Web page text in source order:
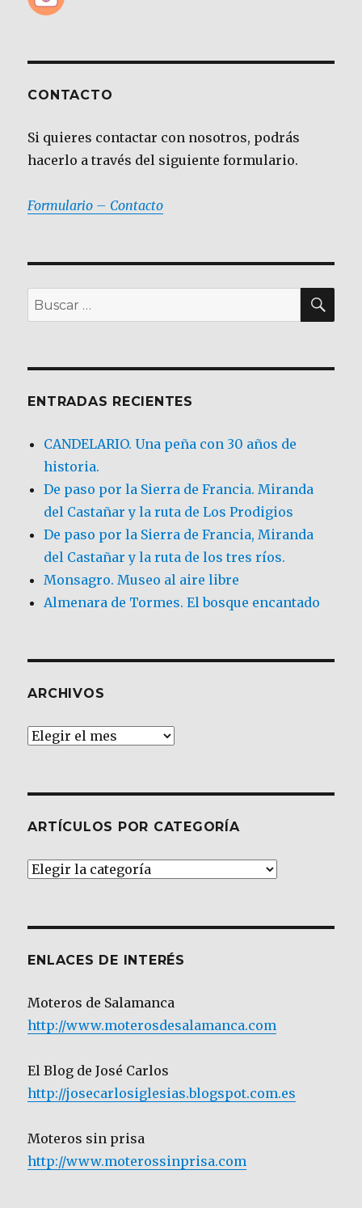
CONTACTO
Si quieres contactar con nosotros, podrás
hacerlo a través del siguiente formulario.
Formulario – Contacto
Buscar
por:
ENTRADAS RECIENTES
CANDELARIO. Una peña con 30 años de
historia.
De paso por la Sierra de Francia. Miranda
del Castañar y la ruta de Los Prodigios
De paso por la Sierra de Francia, Miranda
del Castañar y la ruta de los tres ríos.
Monsagro. Museo al aire libre
Almenara de Tormes. El bosque encantado
ARCHIVOS
Archivos
ARTÍCULOS POR CATEGORÍA
Artículos
ENLACES DE INTERÉS
Moteros de Salamanca
http://www.moterosdesalamanca.com
El Blog de José Carlos
http://josecarlosiglesias.blogspot.com.es
Moteros sin prisa
http://www.moterossinprisa.com